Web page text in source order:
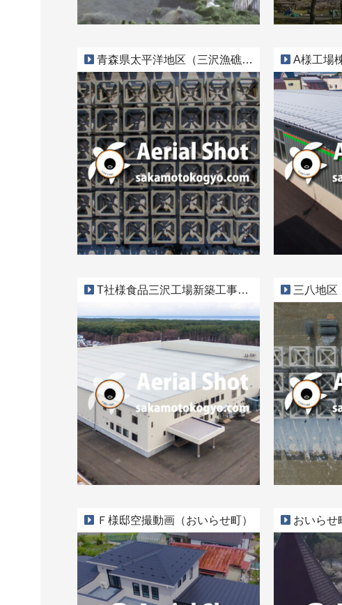
青森県太平洋地区（三沢漁礁工区）水産環境整備工事 A様工場
T社様食品三沢工場新築工事（三沢市） 三八地区（
Ｆ様邸空撮動画（おいらせ町） おいらせ